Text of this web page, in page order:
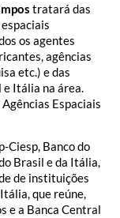
tratará das
os agentes
agências
etc.) e das
Itália na área.
Espaciais
Ciesp, Banco do
Brasil e da Itália,
de instituições
que reúne,
e a Banca Central